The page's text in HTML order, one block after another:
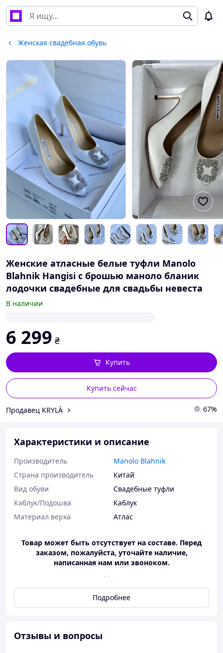
Женская свадебная обувь
Женские атласные белые туфли Manolo
Blahnik Hangisi с брошью маноло бланик
лодочки свадебные для свадьбы невеста
В наличии
6 299 ₴
Купить сейчас
Купить
Продавец KRYLÀ 67%
Характеристики и описание
Производитель
Manolo Blahnik
Страна производитель
Китай
Вид обуви
Свадебные туфли
Каблук/Подошва
Каблук
Материал верха
Атлас
Товар может быть отсутствует на составе. Перед
заказом, пожалуйста, уточайте наличие,
написанная нам или звоноком.
Мы в
Instagram:https://www.instagram.com/the.dream.room1/
Telegram:https://t.me/thedreamroomshop
свадебные для свадьбы невеста
Подробнее
Отзывы и вопросы